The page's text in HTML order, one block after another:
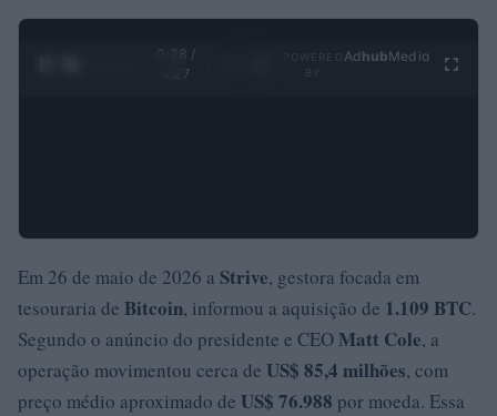
0:28 /
4:27
Ad hubMedia
Em 26 de maio de 2026 a Strive, gestora focada em
tesouraria de Bitcoin, informou a aquisição de 1.109 BTC.
Segundo o anúncio do presidente e CEO Matt Cole, a
operação movimentou cerca de US$ 85,4 milhões, com
preço médio aproximado de US$ 76.988 por moeda. Essa